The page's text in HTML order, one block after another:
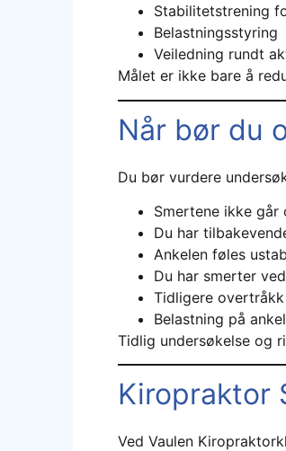
Stabilitetstrening
Belastningsstyring
Veiledning rundt
Målet er ikke bare å
Når bør du
Du bør vurdere
Smertene ikke går
Du har
Ankelen føles
Du har smerter
Tidligere
Belastning på
Tidlig undersøkelse og
Kiropraktor
Ved Vaulen